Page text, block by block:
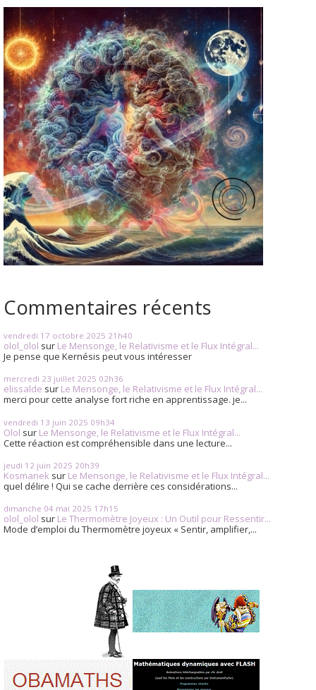
Commentaires récents
vendredi 17 octobre 2025 21h40
olol_olol sur Le Mensonge, le Relativisme et le Flux Intégral...
Je pense que Kernésis peut vous intéresser
mercredi 23 juillet 2025 02h36
elissalde sur Le Mensonge, le Relativisme et le Flux Intégral...
merci pour cette analyse fort riche en apprentissage. je...
vendredi 13 juin 2025 09h34
Olol sur Le Mensonge, le Relativisme et le Flux Intégral...
Cette réaction est compréhensible dans une lecture...
jeudi 12 juin 2025 20h39
Kosmanek sur Le Mensonge, le Relativisme et le Flux Intégral...
quel délire ! Qui se cache derrière ces considérations...
dimanche 04 mai 2025 17h15
olol_olol sur Le Thermomètre Joyeux : Un Outil pour Ressentir...
Mode d’emploi du Thermomètre joyeux « Sentir, amplifier,...